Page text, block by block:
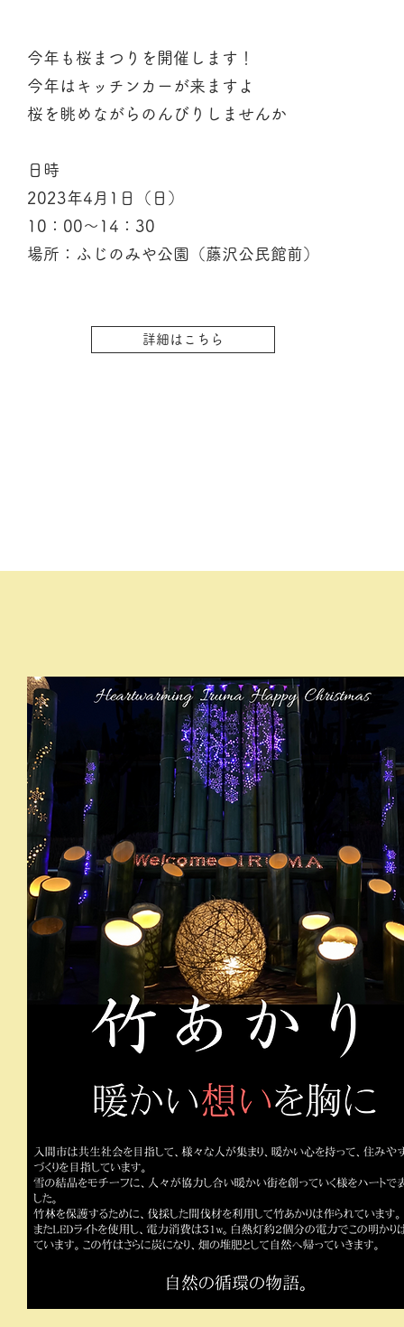
今年も桜まつりを開催します！
今年はキッチンカーが来ますよ
桜を眺めながらのんびりしませんか
日時
2023年4月1日（日）
10：00〜14：30
場所：ふじのみや公園（藤沢公民館前）
詳細はこちら